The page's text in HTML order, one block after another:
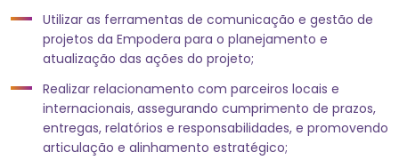
Utilizar as ferramentas de comunicação e gestão de
projetos da Empodera para o planejamento e
atualização das ações do projeto;
Realizar relacionamento com parceiros locais e
internacionais, assegurando cumprimento de prazos,
entregas, relatórios e responsabilidades, e promovendo
articulação e alinhamento estratégico;